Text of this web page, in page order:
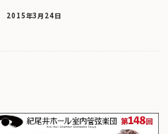
2015年3月24日